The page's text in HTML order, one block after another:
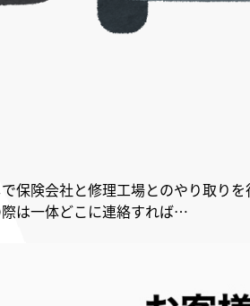
保険会社と修理工場とのやり取り
は一体どこに連絡すれば…